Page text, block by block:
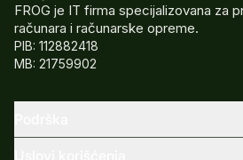
FROG je IT firma specijalizovana za
računara i računarske opreme.
PIB: 112882418
MB: 21759902